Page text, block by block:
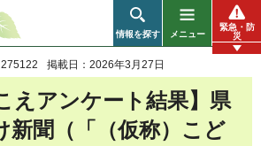
情報を探す メニュー
緊急・防
災
掲載日：2026年3月27日
えアンケート結果】県
新聞（「（仮称）こど